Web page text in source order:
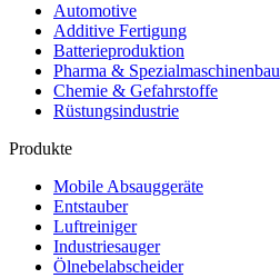
Automotive
Additive Fertigung
Batterieproduktion
Pharma & Spezialmaschinenbau
Chemie & Gefahrstoffe
Rüstungsindustrie
Produkte
Mobile Absauggeräte
Entstauber
Luftreiniger
Industriesauger
Ölnebelabscheider